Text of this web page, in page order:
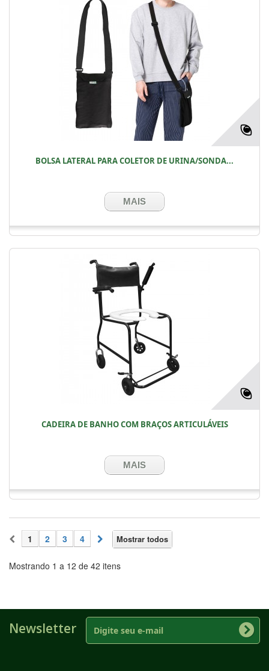
BOLSA LATERAL PARA COLETOR DE URINA/SONDA...
MAIS
CADEIRA DE BANHO COM BRAÇOS ARTICULÁVEIS
MAIS
Mostrar todos
1 2 3 4
Mostrando 1 a 12 de 42 itens
Newsletter